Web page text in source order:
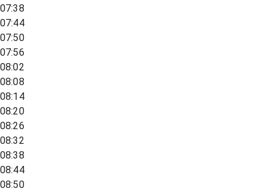
07:38
07:44
07:50
07:56
08:02
08:08
08:14
08:20
08:26
08:32
08:38
08:44
08:50